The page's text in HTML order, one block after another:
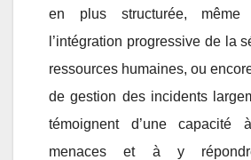
en plus structurée,
l’intégration progressive de la
ressources humaines, ou
de gestion des incidents
témoignent d’une capacité
menaces et à y